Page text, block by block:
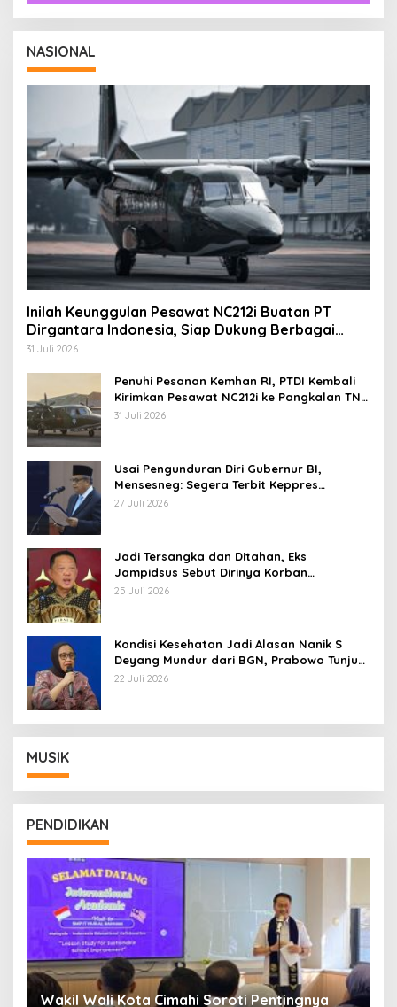
NASIONAL
Inilah Keunggulan Pesawat NC212i Buatan PT
Dirgantara Indonesia, Siap Dukung Berbagai
Operasi TNI
31 Juli 2026
Penuhi Pesanan Kemhan RI, PTDI Kembali
Kirimkan Pesawat NC212i ke Pangkalan TNI
AU
31 Juli 2026
Usai Pengunduran Diri Gubernur BI,
Mensesneg: Segera Terbit Keppres
Pemberhentian dengan Hormat
27 Juli 2026
Jadi Tersangka dan Ditahan, Eks
Jampidsus Sebut Dirinya Korban
Kriminalisasi
25 Juli 2026
Kondisi Kesehatan Jadi Alasan Nanik S
Deyang Mundur dari BGN, Prabowo Tunjuk
Wamentan Sudaryono
22 Juli 2026
MUSIK
PENDIDIKAN
Wakil Wali Kota Cimahi Soroti Pentingnya